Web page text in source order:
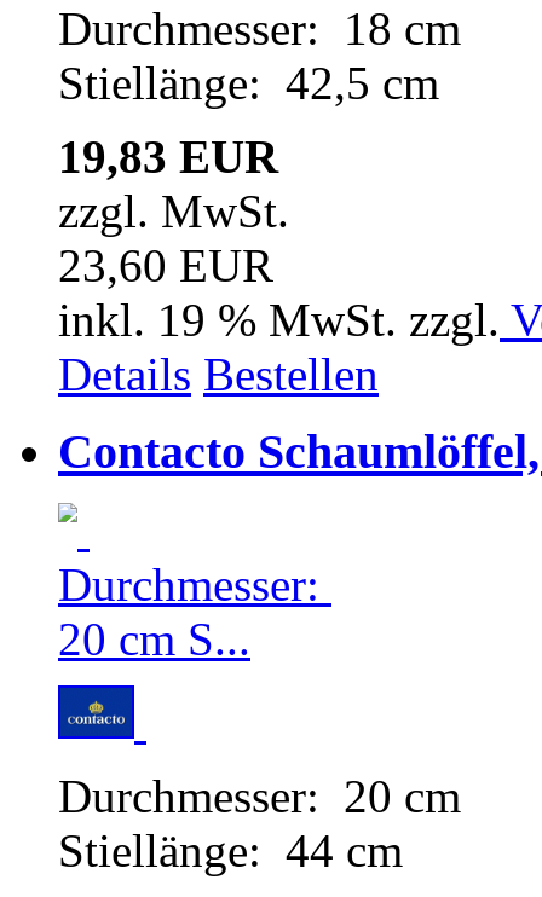
Durchmesser: 18 cm
Stiellänge: 42,5 cm
19,83 EUR
zzgl. MwSt.
23,60 EUR
inkl. 19 % MwSt. zzgl.
Details Bestellen
Contacto
Durchmesser: 20 cm
Stiellänge: 44 cm